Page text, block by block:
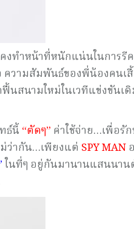
งทำหน้าที่หนักแน่นในการรี
ความสัมพันธ์ของพี่น้องคนเ
นสนามใหม่ในเวทีแข่งขันเ
ธ์นี้ “ตัดๆ” ค่าใช้จ่าย…เพื่อรั
ว่ากัน…เพียงแต่ SPY MAN
ในที่ๆ อยู่กันมานานแสนนา